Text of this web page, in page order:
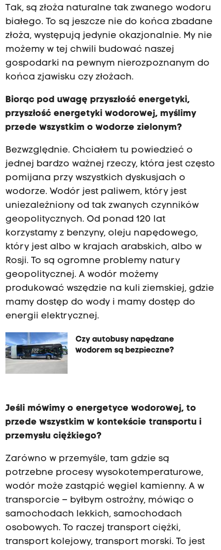
Tak, są złoża naturalne tak zwanego wodoru
białego. To są jeszcze nie do końca zbadane
złoża, występują jedynie okazjonalnie. My nie
możemy w tej chwili budować naszej
gospodarki na pewnym nierozpoznanym do
końca zjawisku czy złożach.
Biorąc pod uwagę przyszłość energetyki,
przyszłość energetyki wodorowej, myślimy
przede wszystkim o wodorze zielonym?
Bezwzględnie. Chciałem tu powiedzieć o
jednej bardzo ważnej rzeczy, która jest często
pomijana przy wszystkich dyskusjach o
wodorze. Wodór jest paliwem, który jest
uniezależniony od tak zwanych czynników
geopolitycznych. Od ponad 120 lat
korzystamy z benzyny, oleju napędowego,
który jest albo w krajach arabskich, albo w
Rosji. To są ogromne problemy natury
geopolitycznej. A wodór możemy
produkować wszędzie na kuli ziemskiej, gdzie
mamy dostęp do wody i mamy dostęp do
energii elektrycznej.
Czy autobusy napędzane
wodorem są bezpieczne?
Jeśli mówimy o energetyce wodorowej, to
przede wszystkim w kontekście transportu i
przemysłu ciężkiego?
Zarówno w przemyśle, tam gdzie są
potrzebne procesy wysokotemperaturowe,
wodór może zastąpić węgiel kamienny. A w
transporcie – byłbym ostrożny, mówiąc o
samochodach lekkich, samochodach
osobowych. To raczej transport ciężki,
transport kolejowy, transport morski. To jest